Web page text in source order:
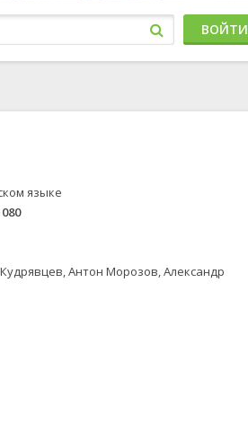
ВОЙТИ
языке
Антон Морозов, Александр